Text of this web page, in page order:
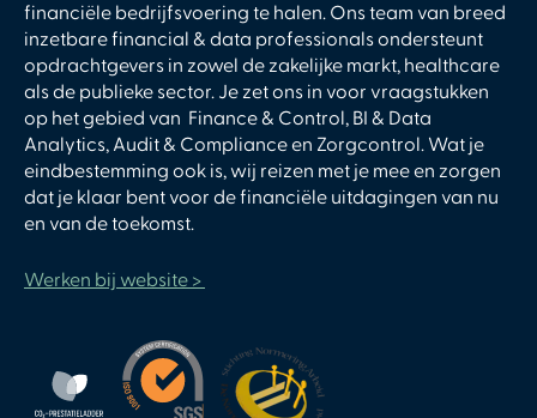
financiële bedrijfsvoering te halen. Ons team van breed
inzetbare financial & data professionals ondersteunt
opdrachtgevers in zowel de zakelijke markt, healthcare
als de publieke sector. Je zet ons in voor vraagstukken
op het gebied van Finance & Control, BI & Data
Analytics, Audit & Compliance en Zorgcontrol. Wat je
eindbestemming ook is, wij reizen met je mee en zorgen
dat je klaar bent voor de financiële uitdagingen van nu
en van de toekomst.
Werken bij website >